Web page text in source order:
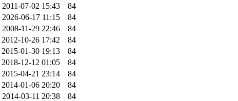
2011-07-02 15:43
84
2026-06-17 11:15
84
2008-11-29 22:46
84
2012-10-26 17:42
84
2015-01-30 19:13
84
2018-12-12 01:05
84
2015-04-21 23:14
84
2014-01-06 20:20
84
2014-03-11 20:38
84